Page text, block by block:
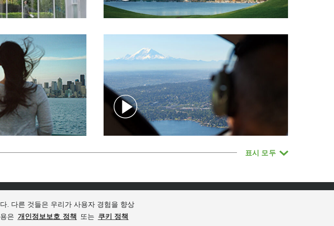
. 다른 것들은 우리가 사용자 경험을 향상
은 개인정보보호 정책 또는 쿠키 정책
표시 모두
식